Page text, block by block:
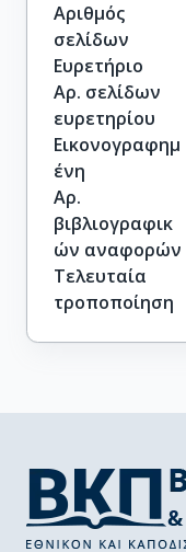
Αριθμός
σελίδων
Ευρετήριο
Αρ. σελίδων
ευρετηρίου
Εικονογραφημ
ένη
Αρ.
βιβλιογραφικ
ών αναφορών
Τελευταία
τροποποίηση